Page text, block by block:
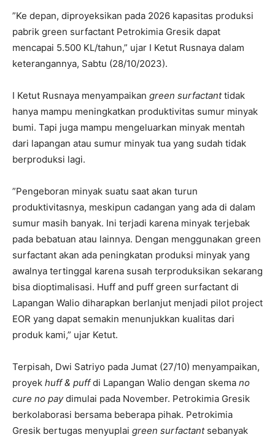
”Ke depan, diproyeksikan pada 2026 kapasitas produksi
pabrik green surfactant Petrokimia Gresik dapat
mencapai 5.500 KL/tahun,” ujar I Ketut Rusnaya dalam
keterangannya, Sabtu (28/10/2023).
I Ketut Rusnaya menyampaikan green surfactanttidak
hanya mampu meningkatkan produktivitas sumur minyak
bumi. Tapi juga mampu mengeluarkan minyak mentah
dari lapangan atau sumur minyak tua yang sudah tidak
berproduksi lagi.
”Pengeboran minyak suatu saat akan turun
produktivitasnya, meskipun cadangan yang ada di dalam
sumur masih banyak. Ini terjadi karena minyak terjebak
pada bebatuan atau lainnya. Dengan menggunakan green
surfactant akan ada peningkatan produksi minyak yang
awalnya tertinggal karena susah terproduksikan sekarang
bisa dioptimalisasi. Huff and puff green surfactant di
Lapangan Walio diharapkan berlanjut menjadi pilot project
EOR yang dapat semakin menunjukkan kualitas dari
produk kami,” ujar Ketut.
Terpisah, Dwi Satriyo pada Jumat (27/10) menyampaikan,
proyek huff & puffdi Lapangan Walio dengan skema no
cure no paydimulai pada November. Petrokimia Gresik
berkolaborasi bersama beberapa pihak. Petrokimia
Gresik bertugas menyuplai green surfactantsebanyak